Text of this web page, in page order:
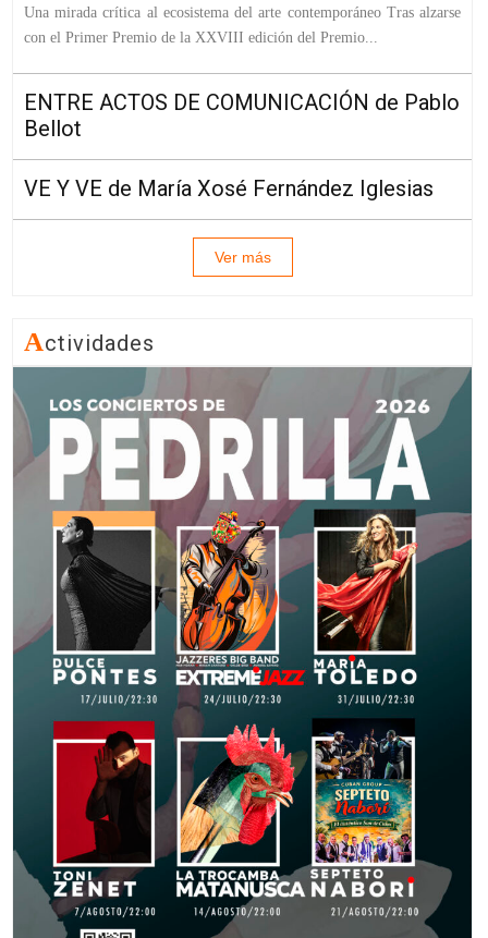
Una mirada crítica al ecosistema del arte contemporáneo Tras alzarse
con el Primer Premio de la XXVIII edición del Premio...
ENTRE ACTOS DE COMUNICACIÓN de Pablo
Bellot
VE Y VE de María Xosé Fernández Iglesias
Ver más
ACtividades